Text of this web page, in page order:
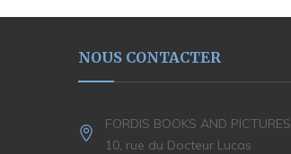
NOUS CONTACTER
FORDIS BOOKS AND PICTURES
10, rue du Docteur Lucas